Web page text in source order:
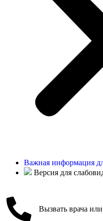
Важная информация
Версия для
Вызвать врача или